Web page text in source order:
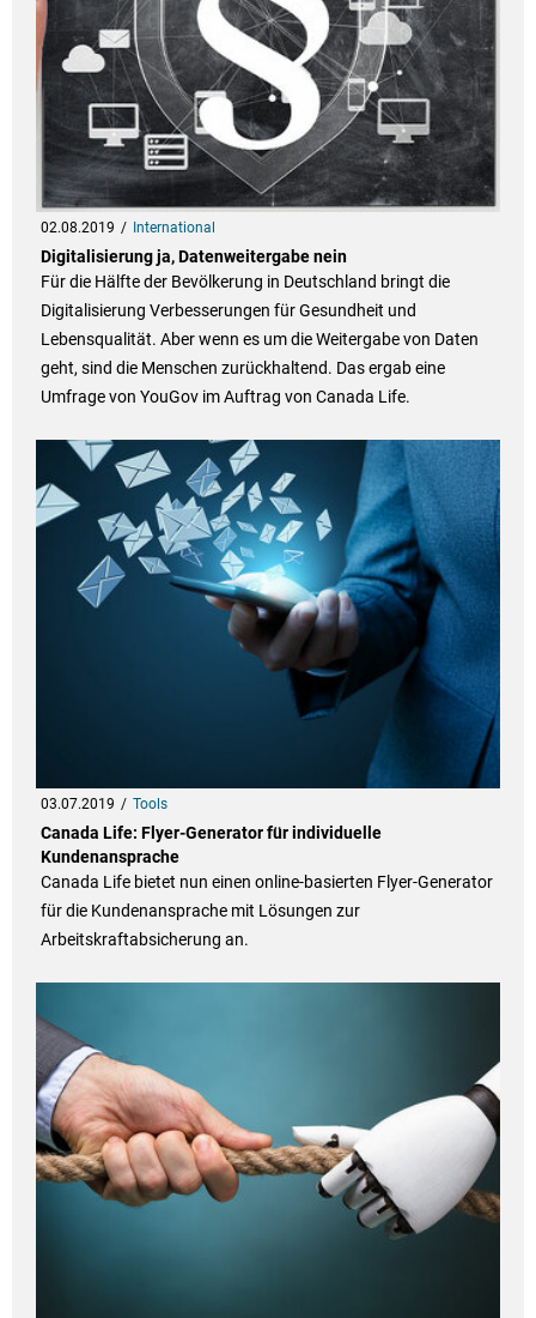
02.08.2019 International
Digitalisierung ja, Datenweitergabe nein
Für die Hälfte der Bevölkerung in Deutschland bringt die
Digitalisierung Verbesserungen für Gesundheit und
Lebensqualität. Aber wenn es um die Weitergabe von Daten
geht, sind die Menschen zurückhaltend. Das ergab eine
Umfrage von YouGov im Auftrag von Canada Life.
03.07.2019 Tools
Canada Life: Flyer-Generator für individuelle
Kundenansprache
Canada Life bietet nun einen online-basierten Flyer-Generator
für die Kundenansprache mit Lösungen zur
Arbeitskraftabsicherung an.